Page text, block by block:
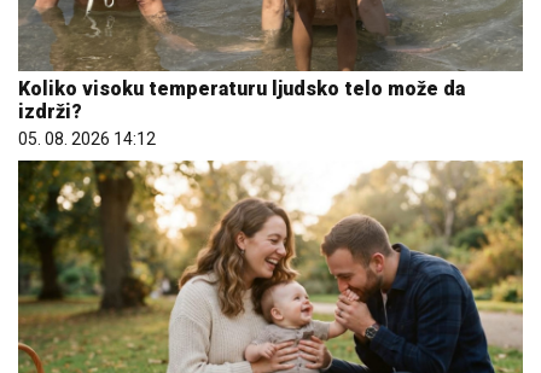
Koliko visoku temperaturu ljudsko telo može da
izdrži?
05. 08. 2026 14:12